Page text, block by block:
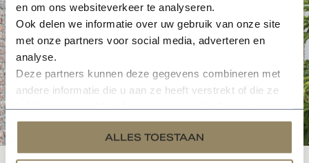
en om ons websiteverkeer te analyseren.
Ook delen we informatie over uw gebruik van onze site
met onze partners voor social media, adverteren en
analyse.
Deze partners kunnen deze gegevens combineren met
andere informatie die u aan ze heeft verstrekt of die ze
services.
ALLES TOESTAAN